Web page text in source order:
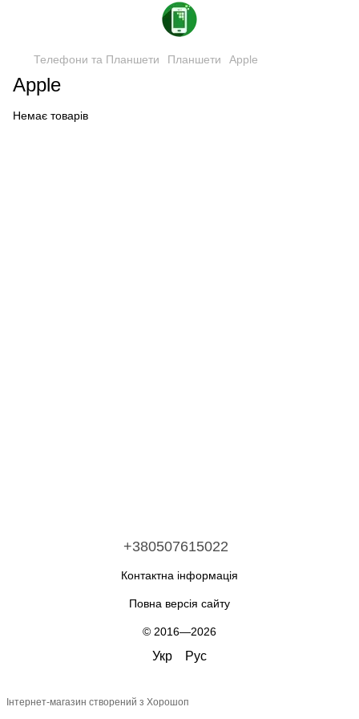
Телефони та Планшети Планшети Apple
Apple
Немає товарів
+380507615022
Контактна інформація
Повна версія сайту
© 2016—2026
Укр Рус
Інтернет-магазин створений з Хорошоп